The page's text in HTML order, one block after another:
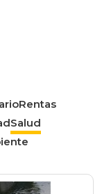
Rentas
Salud